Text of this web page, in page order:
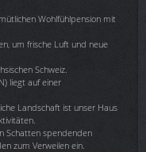
Wohlfühlpension mit
um frische Luft und neue
Schweiz.
liegt auf einer
Landschaft ist unser Haus
Schatten spendenden
zum Verweilen ein.